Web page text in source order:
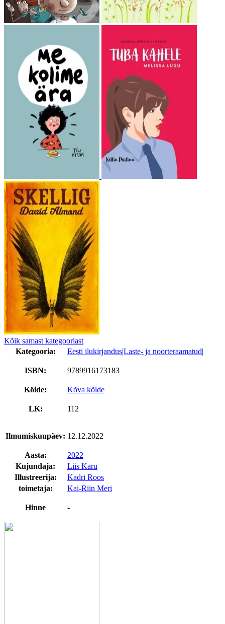
Kõik samast kategooriast
Kategooria:
Eesti ilukirjandus|Laste- ja noorteraamatud|
ISBN: 9789916173183
Köide: Kõva köide
LK: 112
Ilmumiskuupäev: 12.12.2022
Aasta:
2022
Kujundaja:
Liis Karu
Illustreerija:
Kadri Roos
toimetaja:
Kai-Riin Meri
Hinne -